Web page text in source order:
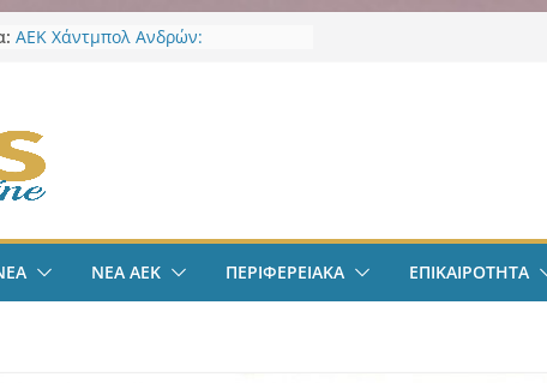
AEK Χάντμπολ Ανδρών:
ΑΕΚ Ποδόσφαιρο: Ανακοινώθηκε
και επίσημα ο Μίλαν Βιτάλις
ΑΕΚ Χάντμπολ Γυναικών:
Ανακοίνωσε την Νικολίνα Ανδρέου,
Μίλαν Βιτάλις – Περνά ιατρικά,
υπογράφει τετραετές συμβόλαιο
ΝΕΑ ΑΕΚ ΠΕΡΙΦΕΡΕΙΑΚΑ ΕΠΙΚΑΙΡΟΤΗΤΑ